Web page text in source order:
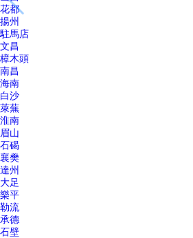
花都
揚州
駐馬店
文昌
樟木頭
南昌
海南
白沙
萊蕪
淮南
眉山
石碣
襄樊
達州
大足
樂平
勒流
承德
石壁